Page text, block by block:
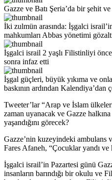
Gazze ve Batı Şeria’da bir şehit
İki zulmün arasında: İşgalci
mahkumları Abbas yönetimi
İşgalci israil 2 yaşlı Filistinliyi
sonra infaz etti
İşgal güçleri, büyük yıkıma ve
baskının ardından Kalendiya’dan
Tweeter’lar “Arap ve İslam
zaman uyanacak ve Gazze
yaşandığını görecek?
Gazze’nin kuzeyindeki ambulans
Fares Afaneh, “Çocuklar yandı ve
İşgalci israil’in Pazartesi günü
insanların barındığı bir okulu ve